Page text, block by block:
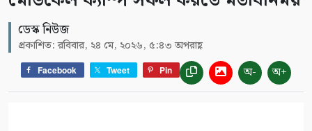
ডেস্ক নিউজ
প্রকাশিত: রবিবার, ২৪ মে, ২০২৬, ৫:৪৩ অপরাহ্ণ
Facebook Tweet Pin অ- অ+